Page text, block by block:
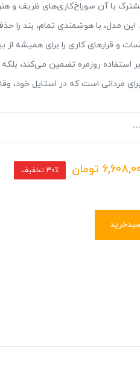
با آن سوراخ‌کاری‌های ظریف و
این مدل، با هوشمندی تمام، بند
و قرارهای کاری را برای همیشه از
استفاده روزمره تضمین می‌کند،
مردانی است که در استایل خود،
تومان 30٪ تخفیف